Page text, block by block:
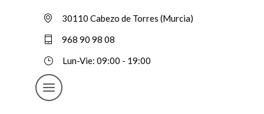
30110 Cabezo de Torres (Murcia)
968 90 98 08
Lun-Vie: 09:00 - 19:00